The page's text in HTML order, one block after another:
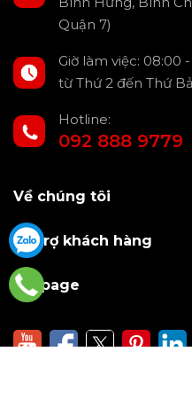
Quận 7)
Giờ làm việc: 08:00
từ Thứ 2 đến Thứ
Hotline:
092 888 9779
Về chúng tôi
Hỗ trợ khách hàng
Fanpage